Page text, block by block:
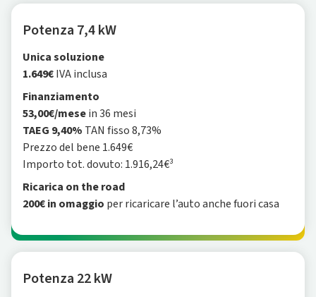
Potenza 7,4 kW
Unica soluzione
1.649€IVA inclusa
Finanziamento
53,00€/mesein 36 mesi
TAEG 9,40% TAN fisso 8,73%
Prezzo del bene 1.649€
Importo tot. dovuto: 1.916,24€³
Ricarica on the road
200€ in omaggio per ricaricare l’auto anche fuori casa
Potenza 22 kW